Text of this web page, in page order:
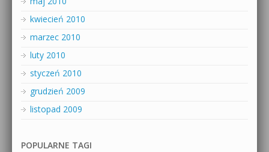
kwiecień 2010
marzec 2010
luty 2010
styczeń 2010
grudzień 2009
listopad 2009
POPULARNE TAGI